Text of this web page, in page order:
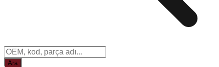
Ara